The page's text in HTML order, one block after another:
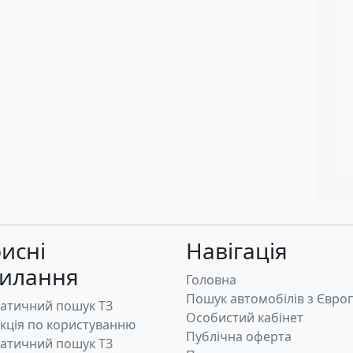
пошук ТЗ
по користуванню
пошук ТЗ
Навігація
Головна
Пошук автомобілів з
Особистий кабінет
Публічна оферта